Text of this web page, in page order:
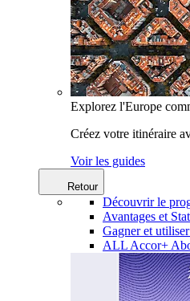
Explorez l'Europe
Créez votre itinéraire
Voir les guides
Retour
Découvrir le
Avantages et
Gagner et
ALL Accor+